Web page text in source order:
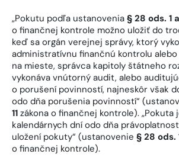
„Pokutu podľa ustanovenia § 28 ods. 1
o finančnej kontrole možno uložiť do
keď sa orgán verejnej správy, ktorý
administratívnu finančnú kontrolu
na mieste, správca kapitoly štátneho
vykonáva vnútorný audit, alebo
o porušení povinností, najneskôr však
odo dňa porušenia povinností“
11 zákona o finančnej kontrole). „Pokuta
kalendárnych dní odo dňa
uložení pokuty“ (ustanovenie § 28 ods.
o finančnej kontrole).